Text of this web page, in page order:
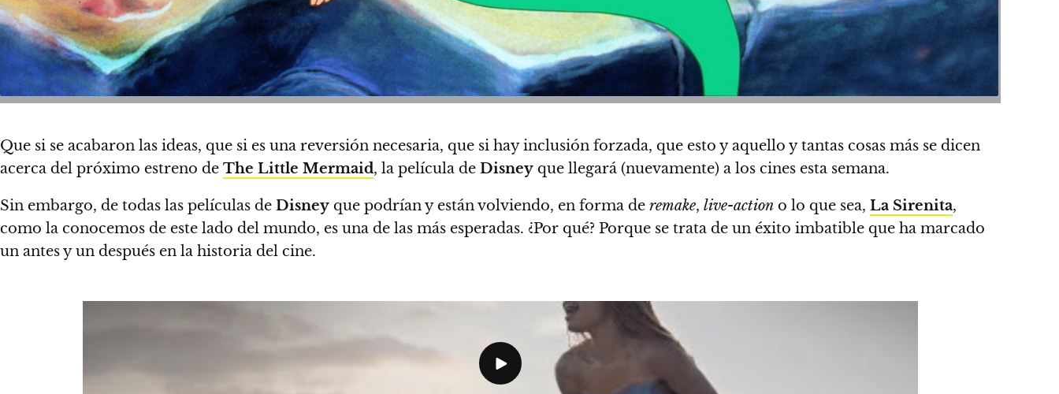
Que si se acabaron las ideas, que si es una reversión necesaria, que si hay inclusión forzada, que esto y aquello ytantas cosas más se dicen
acerca del próximo estreno de The Little Mermaid, la película de Disney que llegará (nuevamente) a los cines esta semana.
Sin embargo, de todas las películas de Disney que podrían y están volviendo, en forma de remake, live-action o lo que sea, La Sirenita,
como la conocemos de este lado del mundo, es una de las más esperadas. ¿Por qué? Porque se trata de un éxito imbatible que ha marcado
un antes y un después en la historia del cine.